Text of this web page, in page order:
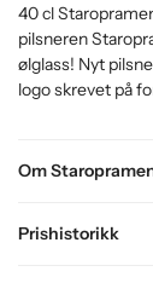
Om
Prishistorikk
40 cl
pilsneren
ølglass! Nyt
logo skrevet på